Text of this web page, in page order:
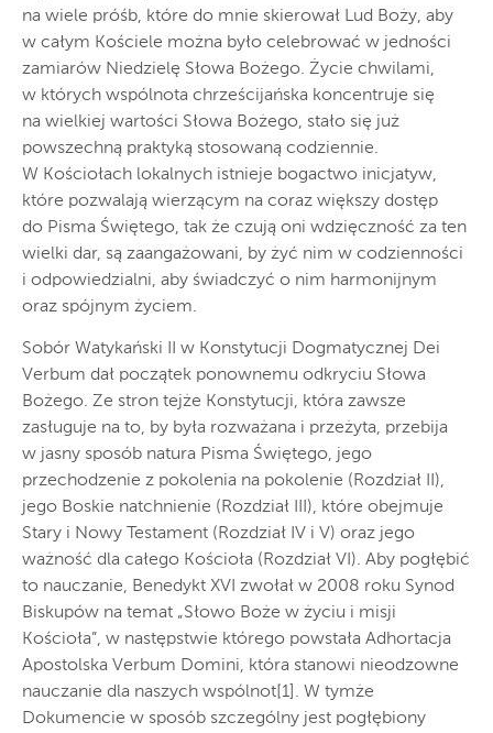
na wiele próśb, które do mnie skierował Lud Boży, aby
w całym Kościele można było celebrować w jedności
zamiarów Niedzielę Słowa Bożego. Życie chwilami,
w których wspólnota chrześcijańska koncentruje się
na wielkiej wartości Słowa Bożego, stało się już
powszechną praktyką stosowaną codziennie.
W Kościołach lokalnych istnieje bogactwo inicjatyw,
które pozwalają wierzącym na coraz większy dostęp
do Pisma Świętego, tak że czują oni wdzięczność za ten
wielki dar, są zaangażowani, by żyć nim w codzienności
i odpowiedzialni, aby świadczyć o nim harmonijnym
oraz spójnym życiem.
Sobór Watykański II w Konstytucji Dogmatycznej Dei
Verbum dał początek ponownemu odkryciu Słowa
Bożego. Ze stron tejże Konstytucji, która zawsze
zasługuje na to, by była rozważana i przeżyta, przebija
w jasny sposób natura Pisma Świętego, jego
przechodzenie z pokolenia na pokolenie (Rozdział II),
jego Boskie natchnienie (Rozdział III), które obejmuje
Stary i Nowy Testament (Rozdział IV i V) oraz jego
ważność dla całego Kościoła (Rozdział VI). Aby pogłębić
to nauczanie, Benedykt XVI zwołał w 2008 roku Synod
Biskupów na temat „Słowo Boże w życiu i misji
Kościoła”, w następstwie którego powstała Adhortacja
Apostolska Verbum Domini, która stanowi nieodzowne
nauczanie dla naszych wspólnot[1]. W tymże
Dokumencie w sposób szczególny jest pogłębiony